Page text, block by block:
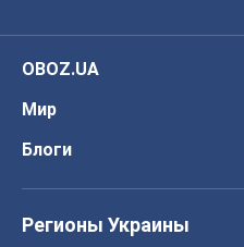
OBOZ.UA
Мир
Блоги
Регионы Украины